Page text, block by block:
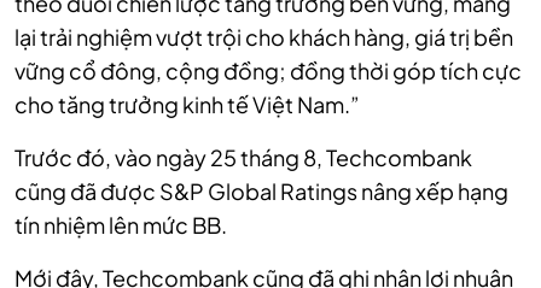
lại trải nghiệm vượt trội cho khách hàng, giá trị bền
vững cổ đông, cộng đồng; đồng thời góp tích cực
cho tăng trưởng kinh tế Việt Nam.”
Trước đó, vào ngày 25 tháng 8, Techcombank
cũng đã được S&P Global Ratings nâng xếp hạng
tín nhiệm lên mức BB.
Mới đây, Techcombank cũng đã ghi nhận lợi nhuận